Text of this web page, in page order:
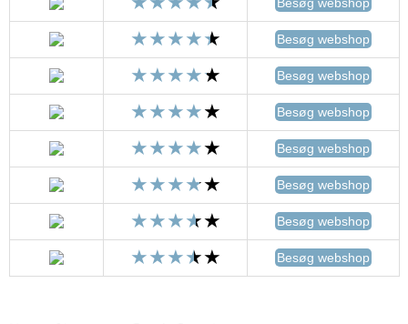
Besøg webshop
Besøg webshop
Besøg webshop
Besøg webshop
Besøg webshop
Besøg webshop
Besøg webshop